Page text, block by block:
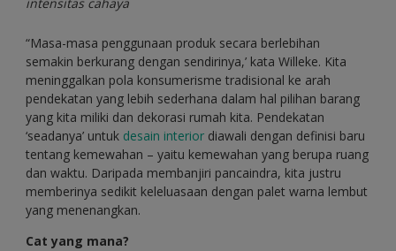
“Masa-masa penggunaan produk secara berlebihan
semakin berkurang dengan sendirinya,’ kata Willeke. Kita
meninggalkan pola konsumerisme tradisional ke arah
pendekatan yang lebih sederhana dalam hal pilihan barang
yang kita miliki dan dekorasi rumah kita. Pendekatan
‘seadanya’ untuk desain interior diawali dengan definisi baru
tentang kemewahan – yaitu kemewahan yang berupa ruang
dan waktu. Daripada membanjiri pancaindra, kita justru
memberinya sedikit keleluasaan dengan palet warna lembut
yang menenangkan.
Cat yang mana?